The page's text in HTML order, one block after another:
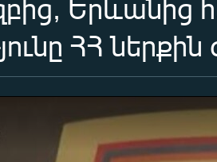
Երևանից
ՀՀ ներքին